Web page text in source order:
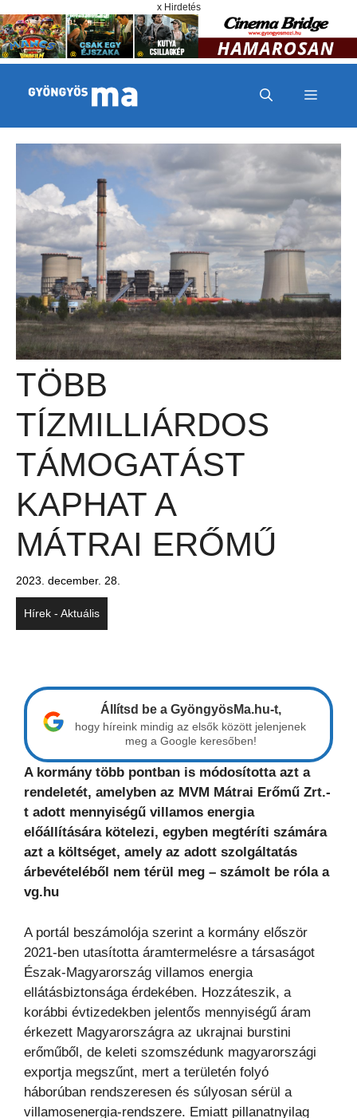
x Hirdetés
MENÜ
TÖBB
TÍZMILLIÁRDOS
TÁMOGATÁST
KAPHAT A
MÁTRAI ERŐMŰ
2023. december. 28.
Hírek - Aktuális
Állítsd be a GyöngyösMa.hu-t,
hogy híreink mindig az elsők között jelenjenek
meg a Google keresőben!
A kormány több pontban is módosította azt a
rendeletét, amelyben az MVM Mátrai Erőmű Zrt.-
t adott mennyiségű villamos energia
előállítására kötelezi, egyben megtéríti számára
azt a költséget, amely az adott szolgáltatás
árbevételéből nem térül meg – számolt be róla a
vg.hu
A portál beszámolója szerint a kormány először
2021-ben utasította áramtermelésre a társaságot
Észak-Magyarország villamos energia
ellátásbiztonsága érdekében. Hozzáteszik, a
korábbi évtizedekben jelentős mennyiségű áram
érkezett Magyarországra az ukrajnai burstini
erőműből, de keleti szomszédunk magyarországi
exportja megszűnt, mert a területén folyó
háborúban rendszeresen és súlyosan sérül a
villamosenergia-rendszere. Emiatt pillanatnyilag